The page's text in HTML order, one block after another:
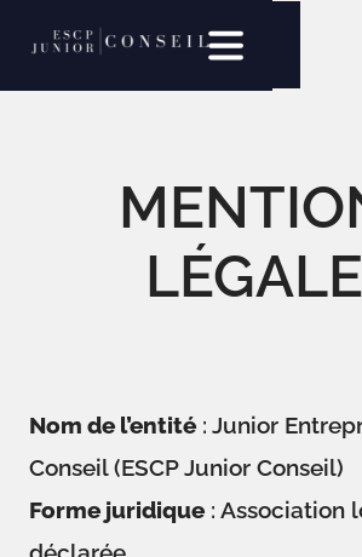
Nom de l’entité: Junior
Conseil (ESCP Junior Conseil)
Forme juridique: Association